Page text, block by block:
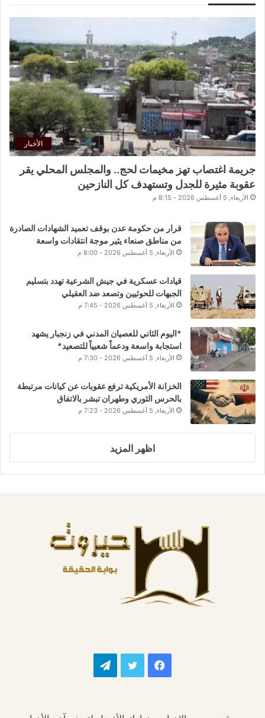
الأخبار
جريمة اغتصاب تهز مخيمات لحج.. والمجلس المحلي يقر
عقوبة مثيرة للجدل وتستهدف كل النازحين
الأربعاء, 5 أغسطس 2026 - 8:15 م
قرار من حكومة عدن بوقف تعميد الشهادات الصادرة
من مناطق صنعاء يثير موجة انتقادات واسعة
الأربعاء, 5 أغسطس 2026 - 8:00 م
قيادات عسكرية في جيش الشرعية تهدد بتسليم
الجبهات للحوثيين وتصعد ضد العقيلي
الأربعاء, 5 أغسطس 2026 - 7:45 م
*اليوم الثاني للعصيان المدني في زنجبار يشهد
استجابة واسعة ودعماً شعبياً للتصعيد*
الأربعاء, 5 أغسطس 2026 - 7:30 م
الخزانة الأمريكية ترفع عقوبات عن كيانات مرتبطة
بالحرس الثوري وطهران تبشر بالاتفاق
الأربعاء, 5 أغسطس 2026 - 7:23 م
اظهر المزيد
فيسبوك تويتر تيلقرام